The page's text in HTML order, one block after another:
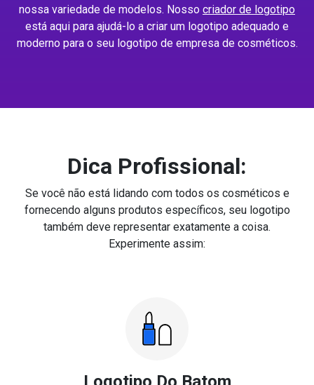
nossa variedade de modelos. Nosso criador de logotipo
está aqui para ajudá-lo a criar um logotipo adequado e
moderno para o seu logotipo de empresa de cosméticos.
Dica Profissional:
Se você não está lidando com todos os cosméticos e
fornecendo alguns produtos específicos, seu logotipo
também deve representar exatamente a coisa.
Experimente assim: